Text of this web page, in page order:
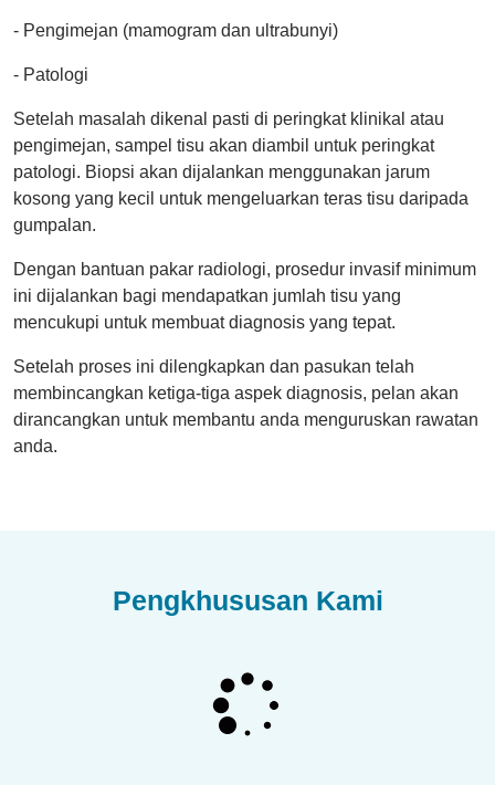
- Pengimejan (mamogram dan ultrabunyi)
- Patologi
Setelah masalah dikenal pasti di peringkat klinikal atau
pengimejan, sampel tisu akan diambil untuk peringkat
patologi. Biopsi akan dijalankan menggunakan jarum
kosong yang kecil untuk mengeluarkan teras tisu daripada
gumpalan.
Dengan bantuan pakar radiologi, prosedur invasif minimum
ini dijalankan bagi mendapatkan jumlah tisu yang
mencukupi untuk membuat diagnosis yang tepat.
Setelah proses ini dilengkapkan dan pasukan telah
membincangkan ketiga-tiga aspek diagnosis, pelan akan
dirancangkan untuk membantu anda menguruskan rawatan
anda.
Pengkhususan Kami